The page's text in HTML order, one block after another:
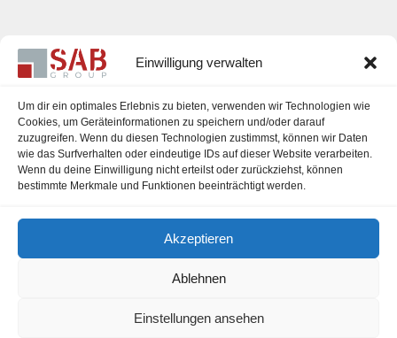
Einwilligung verwalten
Um dir ein optimales Erlebnis zu bieten, verwenden wir Technologien wie
Cookies, um Geräteinformationen zu speichern und/oder darauf
zuzugreifen. Wenn du diesen Technologien zustimmst, können wir Daten
wie das Surfverhalten oder eindeutige IDs auf dieser Website verarbeiten.
Wenn du deine Einwilligung nicht erteilst oder zurückziehst, können
bestimmte Merkmale und Funktionen beeinträchtigt werden.
Akzeptieren
Ablehnen
Einstellungen ansehen
Karriere
Impressum
Datenschutzerklärung
Cookie-Richtlinie (EU)
office@sab-group.com